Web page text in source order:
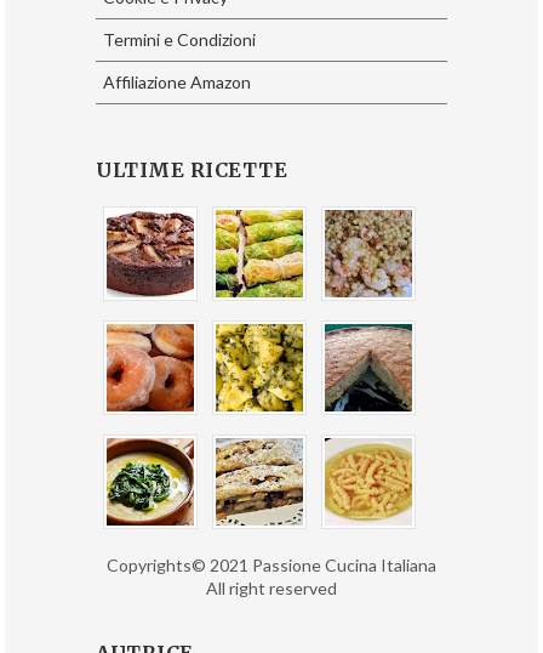
Termini e Condizioni
Affiliazione Amazon
ULTIME RICETTE
Copyrights© 2021 Passione Cucina Italiana
All right reserved